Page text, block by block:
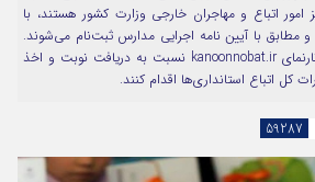
اتباع و مهاجران خارجی وزارت کشور هستند، با
مطابق با آیین نامه اجرایی مدارس ثبت‌نام می‌شوند.
متقاضیان باید با مراجعه به تارنمای kanoonnobat.ir نسبت به دریافت نوبت و اخذ
کل اتباع استانداری‌ها اقدام کنند.
59287